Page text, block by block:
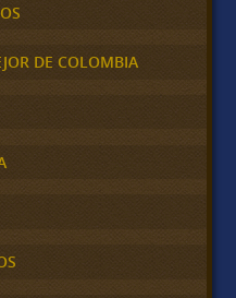
DE COLOMBIA